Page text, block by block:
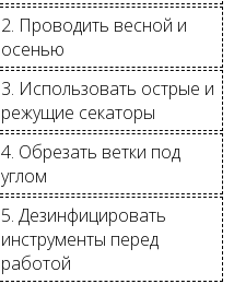
2. Проводить весной и
осенью
3. Использовать острые и
режущие секаторы
4. Обрезать ветки под
углом
5. Дезинфицировать
инструменты перед
работой